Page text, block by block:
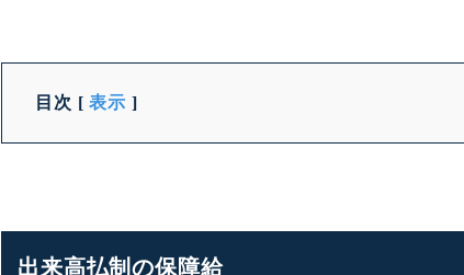
目次 [ 表示 ]
出来高払制の保障給